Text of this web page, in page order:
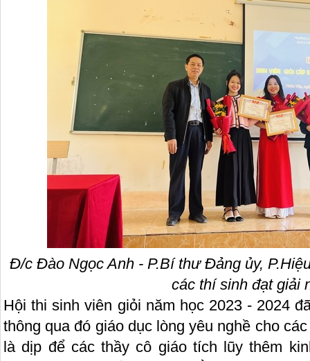
Đ/c Đào Ngọc Anh -P.Bí thư Đảng ủy,
các thí sinh đạt giải
Hội thi sinh viên giỏi năm học 2023 - 2024
thông qua đó giáo dục lòng yêu nghề cho
là dịp để các thầy cô giáo tích lũy thêm